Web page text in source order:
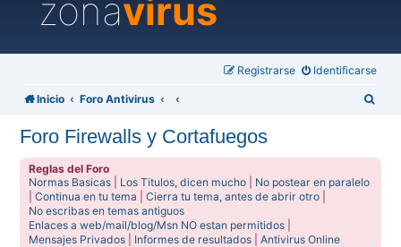
zonavirus
Identificarse
Registrarse
Inicio Foro Antivirus
Foro Firewalls y Cortafuegos
Reglas del Foro
Normas Basicas
Los Titulos, dicen mucho
No postear en paralelo
|Continua en tu tema |Cierra tu tema, antes de abrir otro
No escribas en temas antiguos
Enlaces a web/mail/blog/Msn NO estan permitidos
Mensajes Privados
Informes de resultados |Antivirus Online